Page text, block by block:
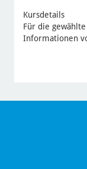
Kursdetails
Für die
Informationen